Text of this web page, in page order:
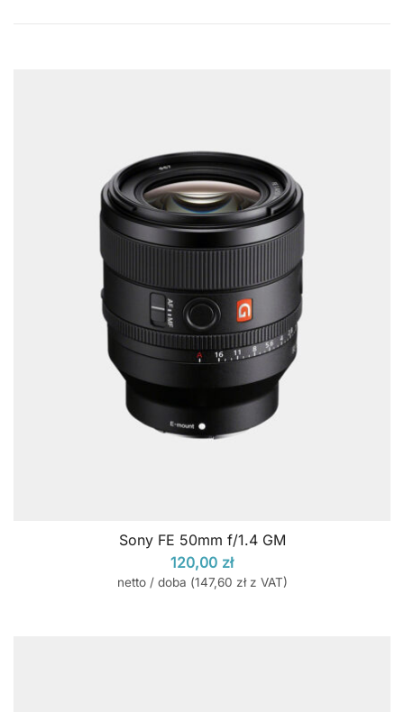
Sony FE 50mm f/1.4 GM
120,00 zł
netto / doba (147,60 złz VAT)